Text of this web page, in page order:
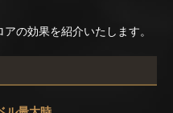
の効果を紹介いたします。